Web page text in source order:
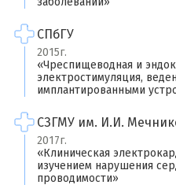
СПбГУ
2015г.
«Чреспищеводная и
электростимуляция,
имплантированными
СЗГМУ им. И.И.
2017г.
«Клиническая
изучением нарушения
проводимости»